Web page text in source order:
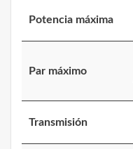
Potencia máxima
Par máximo
Transmisión